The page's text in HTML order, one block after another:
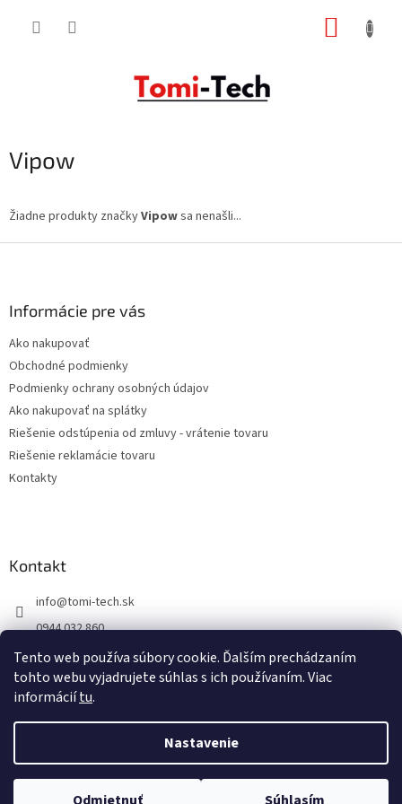
Tento web používa súbory cookie. Ďalším prechádzaním
tohto webu vyjadrujete súhlas s ich používaním. Viac
informáciítu.
Nastavenie
Vipow
Žiadne produkty značkyVipowsa nenašli...
Informácie pre vás
Ako nakupovať
Obchodné podmienky
Podmienky ochrany osobných údajov
Ako nakupovať na splátky
Riešenie odstúpenia od zmluvy - vrátenie tovaru
Riešenie reklamácie tovaru
Kontakty
Kontakt
info@tomi-tech.sk
0944 032 860
https://www.facebook.com/tomitechsk/
tomi__tech/
Vytvoril Shoptet